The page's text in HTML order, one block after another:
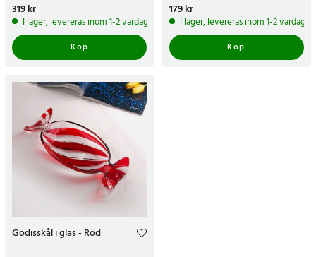
Pris:319 kr
319 kr
I lager, levereras inom 1-2 vardagar
Köp
Pris:179 kr
179 kr
I lager, levereras inom 1-2 vardagar
Köp
Godisskål i glas - Röd